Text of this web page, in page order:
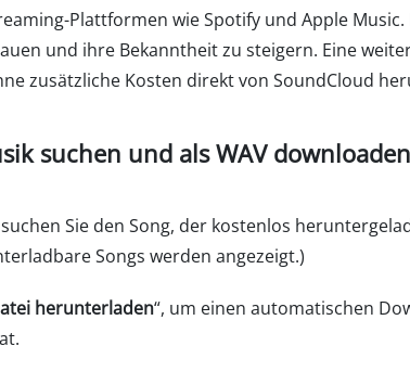
Plattformen wie Spotify und Apple
und ihre Bekanntheit zu steigern. Eine
zusätzliche Kosten direkt von SoundCloud
suchen und als WAV downloaden
Sie den Song, der kostenlos
Songs werden angezeigt.)
herunterladen“, um einen automatischen